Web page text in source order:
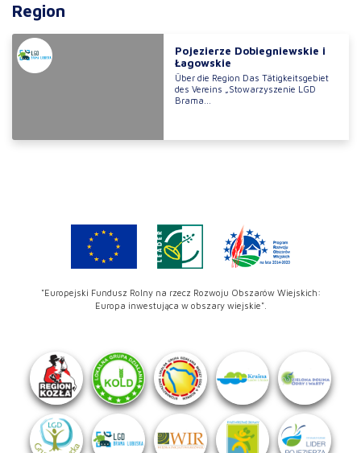
Region
Pojezierze Dobiegniewskie i
Łagowskie
Über die Region Das Tätigkeitsgebiet
des Vereins „Stowarzyszenie LGD
Brama...
"Europejski Fundusz Rolny na rzecz Rozwoju Obszarów Wiejskich:
Europa inwestująca w obszary wiejskie".